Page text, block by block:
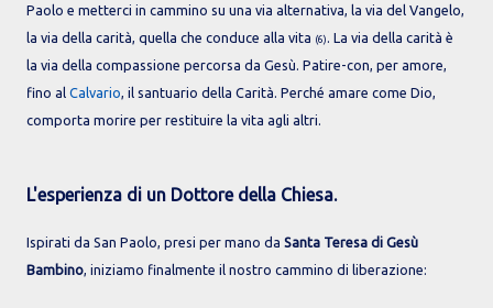
Paolo e metterci in cammino su una via alternativa, la via del Vangelo,
la via della carità, quella che conduce alla vita (6)
. La via della carità è
la via della compassione percorsa da Gesù. Patire-con, per amore,
fino al Calvario , il santuario della Carità. Perché amare come Dio,
comporta morire per restituire la vita agli altri.
L'esperienza di un Dottore della Chiesa.
Ispirati da San Paolo, presi per mano da Santa Teresa di Gesù
Bambino, iniziamo finalmente il nostro cammino di liberazione: